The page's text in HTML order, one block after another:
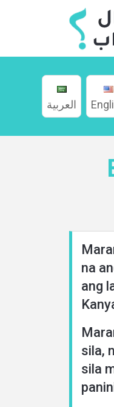
Languages
العربية
na
ang
sila,
sila